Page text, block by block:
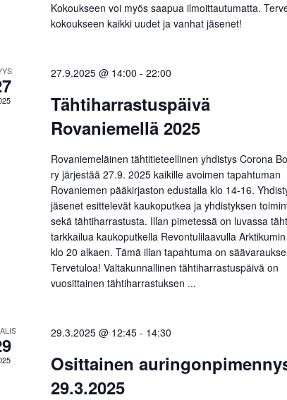
Kokoukseen voi myös saapua ilmoittautumatta.
kokoukseen kaikki uudet ja vanhat jäsenet!
27.9.2025 @ 14:00 - 22:00
Tähtiharrastuspäivä
Rovaniemellä 2025
Rovaniemeläinen tähtitieteellinen yhdistys Corona
ry järjestää 27.9. 2025 kaikille avoimen tapahtuman
Rovaniemen pääkirjaston edustalla klo 14-16.
jäsenet esittelevät kaukoputkea ja yhdistyksen
sekä tähtiharrastusta. Illan pimetessä on luvassa
tarkkailua kaukoputkella Revontulilaavulla
klo 20 alkaen. Tämä illan tapahtuma on
Tervetuloa! Valtakunnallinen tähtiharrastuspäivä on
vuosittainen tähtiharrastuksen ...
29.3.2025 @ 12:45 - 14:30
Osittainen
29.3.2025